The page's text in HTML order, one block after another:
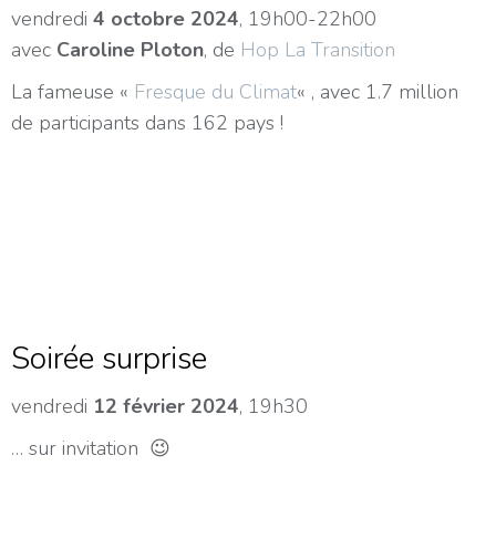
vendredi 4 octobre 2024, 19h00-22h00
avec Caroline Ploton, de Hop La Transition
La fameuse « Fresque du Climat« , avec 1.7 million
de participants dans 162 pays !
Soirée surprise
vendredi 12 février 2024, 19h30
… sur invitation 😉